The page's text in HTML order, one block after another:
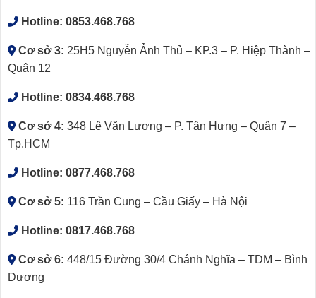
Hotline: 0853.468.768
Cơ sở 3: 25H5 Nguyễn Ảnh Thủ – KP.3 – P. Hiệp Thành –
Quận 12
Hotline: 0834.468.768
Cơ sở 4: 348 Lê Văn Lương – P. Tân Hưng – Quận 7 –
Tp.HCM
Hotline: 0877.468.768
Cơ sở 5: 116 Trần Cung – Cầu Giấy – Hà Nội
Hotline: 0817.468.768
Cơ sở 6: 448/15 Đường 30/4 Chánh Nghĩa – TDM – Bình
Dương